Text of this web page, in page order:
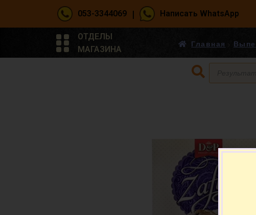
053-3344069 | Написать WhatsApp
ОТДЕЛЫ
МАГАЗИНА
Главная